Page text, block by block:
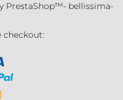
PrestaShop™- bellissima-
checkout: